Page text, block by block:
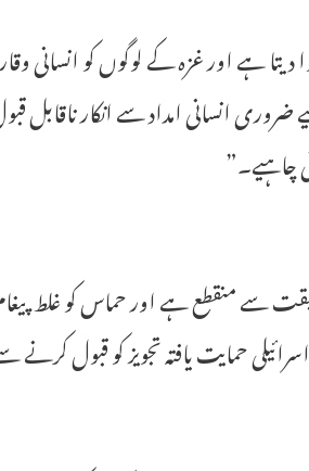
ہے اور غزہ کے لوگوں کو انسانی
انسانی امداد سے انکار ناقابل
چاہیے۔”
سے منقطع ہے اور حماس کو غلط
حمایت یافتہ تجویز کو قبول کرنے